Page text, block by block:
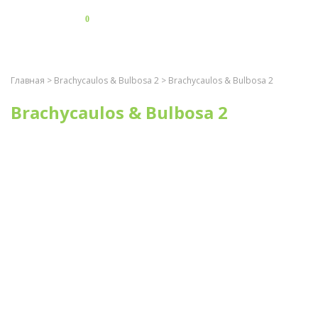
0
Главная > Brachycaulos & Bulbosa 2 > Brachycaulos & Bulbosa 2
Brachycaulos & Bulbosa 2